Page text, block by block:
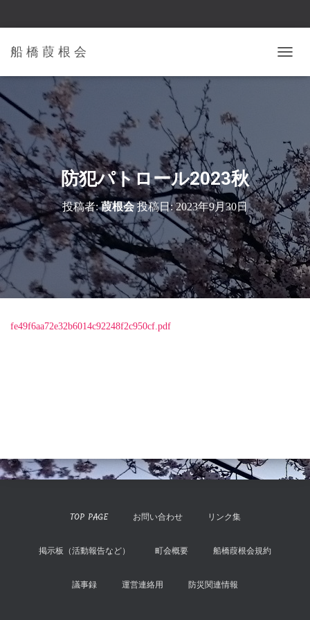
船 橋 葭 根 会
ビ
ン
を
切
り
替
え
防犯パトロール2023秋
投稿者:葭根会投稿日:2023年9月30日
fe49f6aa72e32b6014c92248f2c950cf.pdf
TOP PAGE お問い合わせ リンク集
掲示板（活動報告など） 町会概要 船橋葭根会規約
議事録 運営連絡用 防災関連情報